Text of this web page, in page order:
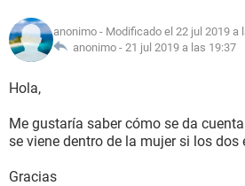
NUTRICIÓN
SEXUALIDAD
anonimo - Modificado el 22 jul 2019 a
anonimo - 21 jul 2019 a las 19:37
Hola,
Me gustaría saber cómo se da
se viene dentro de la mujer si los dos
Gracias